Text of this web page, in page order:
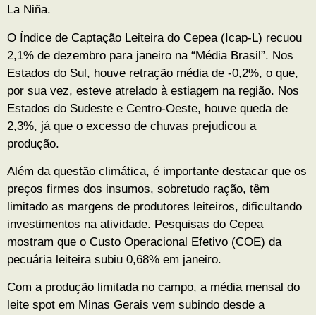
La Niña.
O Índice de Captação Leiteira do Cepea (Icap-L) recuou
2,1% de dezembro para janeiro na “Média Brasil”. Nos
Estados do Sul, houve retração média de -0,2%, o que,
por sua vez, esteve atrelado à estiagem na região. Nos
Estados do Sudeste e Centro-Oeste, houve queda de
2,3%, já que o excesso de chuvas prejudicou a
produção.
Além da questão climática, é importante destacar que os
preços firmes dos insumos, sobretudo ração, têm
limitado as margens de produtores leiteiros, dificultando
investimentos na atividade. Pesquisas do Cepea
mostram que o Custo Operacional Efetivo (COE) da
pecuária leiteira subiu 0,68% em janeiro.
Com a produção limitada no campo, a média mensal do
leite spot em Minas Gerais vem subindo desde a